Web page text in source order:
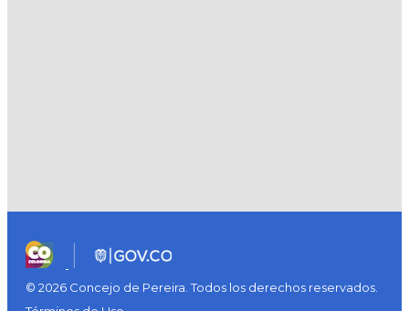
© 2026 Concejo de Pereira. Todos los derechos reservados.